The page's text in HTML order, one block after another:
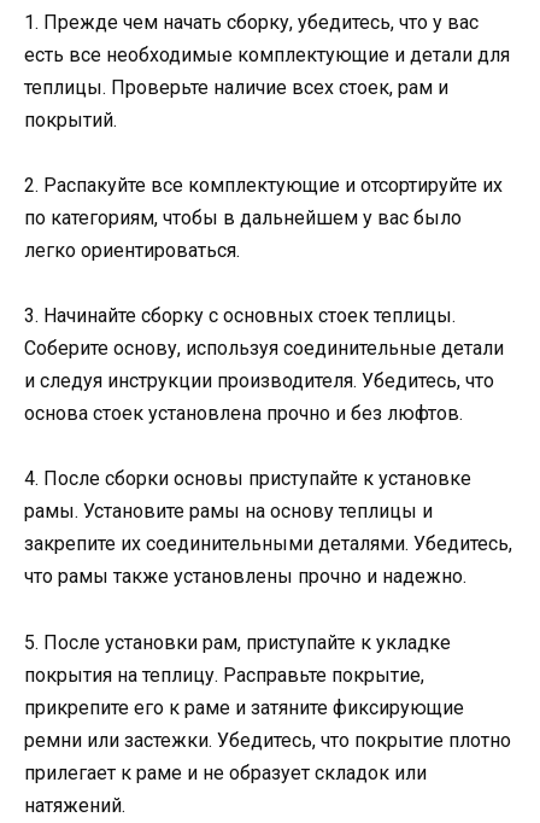
1. Прежде чем начать сборку, убедитесь, что у вас
есть все необходимые комплектующие и детали для
теплицы. Проверьте наличие всех стоек, рам и
покрытий.
2. Распакуйте все комплектующие и отсортируйте их
по категориям, чтобы в дальнейшем у вас было
легко ориентироваться.
3. Начинайте сборку с основных стоек теплицы.
Соберите основу, используя соединительные детали
и следуя инструкции производителя. Убедитесь, что
основа стоек установлена прочно и без люфтов.
4. После сборки основы приступайте к установке
рамы. Установите рамы на основу теплицы и
закрепите их соединительными деталями. Убедитесь,
что рамы также установлены прочно и надежно.
5. После установки рам, приступайте к укладке
покрытия на теплицу. Расправьте покрытие,
прикрепите его к раме и затяните фиксирующие
ремни или застежки. Убедитесь, что покрытие плотно
прилегает к раме и не образует складок или
натяжений.